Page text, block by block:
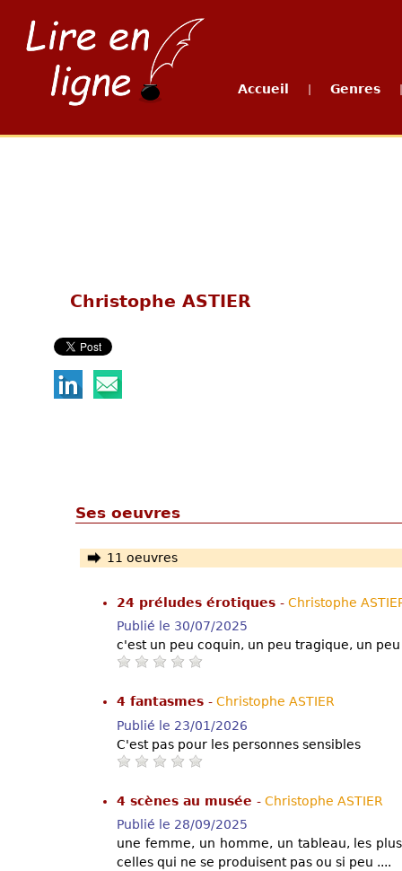
Accueil Genres
Christophe ASTIER
Ses oeuvres
11 oeuvres
24 préludes érotiques - Christophe
Publié le 30/07/2025
c'est un peu coquin, un peu tragique, un
4 fantasmes - Christophe ASTIER
Publié le 23/01/2026
C'est pas pour les personnes sensibles
4 scènes au musée - Christophe ASTIER
Publié le 28/09/2025
une femme, un homme, un tableau, les
celles qui ne se produisent pas ou si peu ....